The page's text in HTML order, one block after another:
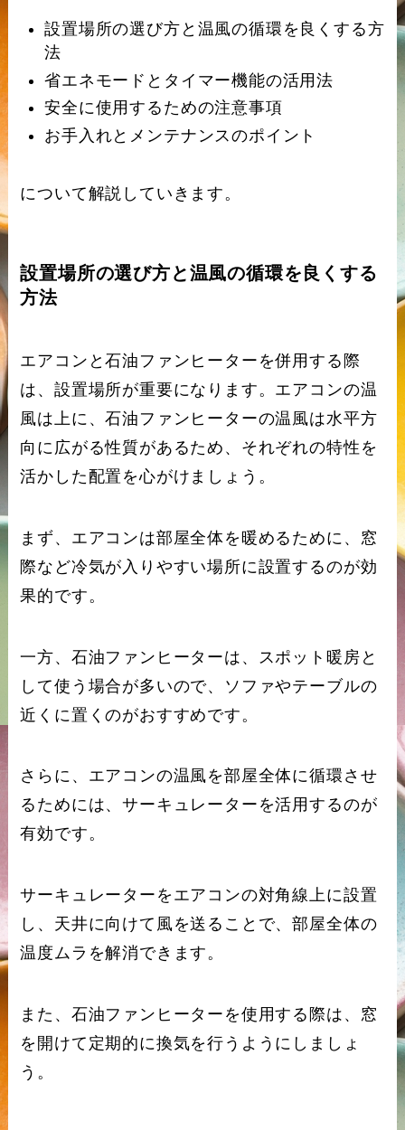
設置場所の選び方と温風の循環を良くする方
法
省エネモードとタイマー機能の活用法
安全に使用するための注意事項
お手入れとメンテナンスのポイント
について解説していきます。
設置場所の選び方と温風の循環を良くする
方法
エアコンと石油ファンヒーターを併用する際
は、設置場所が重要になります。エアコンの温
風は上に、石油ファンヒーターの温風は水平方
向に広がる性質があるため、それぞれの特性を
活かした配置を心がけましょう。
まず、エアコンは部屋全体を暖めるために、窓
際など冷気が入りやすい場所に設置するのが効
果的です。
一方、石油ファンヒーターは、スポット暖房と
して使う場合が多いので、ソファやテーブルの
近くに置くのがおすすめです。
さらに、エアコンの温風を部屋全体に循環させ
るためには、サーキュレーターを活用するのが
有効です。
サーキュレーターをエアコンの対角線上に設置
し、天井に向けて風を送ることで、部屋全体の
温度ムラを解消できます。
また、石油ファンヒーターを使用する際は、窓
を開けて定期的に換気を行うようにしましょ
う。